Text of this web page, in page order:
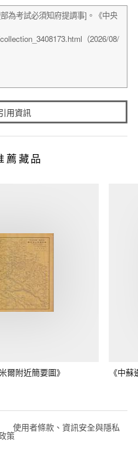
用資訊
薦藏品
爾附近簡要圖》 《中
使用者條款、資訊安全與隱私
策